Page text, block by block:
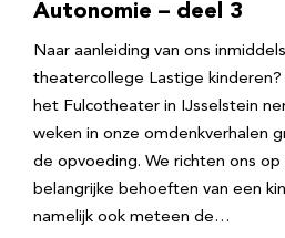
Autonomie – deel 3
Naar aanleiding van ons
theatercollege Lastige kinderen?
het Fulcotheater in IJsselstein
weken in onze omdenkverhalen
de opvoeding. We richten ons
belangrijke behoeften van een
namelijk ook meteen de…